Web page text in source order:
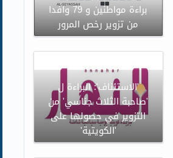
براءة مواطنين و 79 وافدا
من تزوير رخص المرور
'الاستئناف': البراءة ل
'صاحبة الثلاث جناسي' من
التزوير في حصولها على
'الكويتية'